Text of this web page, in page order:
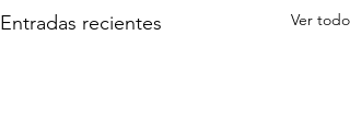
Entradas recientes Ver todo